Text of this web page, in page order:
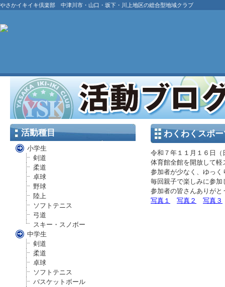
やさかイキイキ倶楽部 中津川市・山口・坂下・川上地区の総合型地域クラブ
活動種目
小学生
剣道
柔道
卓球
野球
陸上
ソフトテニス
弓道
スキー・スノボー
中学生
剣道
柔道
卓球
ソフトテニス
バスケットボール
わくわくスポ
令和７年１１月１６日
体育館全館を開放して
参加者が少なく、ゆっ
毎回親子で楽しみに参
参加者の皆さんありが
写真１
写真２ 写真３